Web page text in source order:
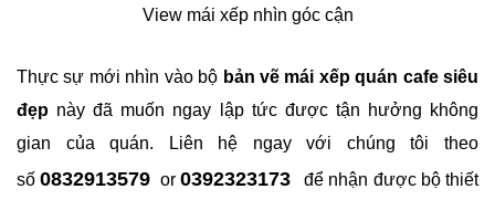
View mái xếp nhìn góc cận
Thực sự mới nhìn vào bộ bản vẽ mái xếp quán cafe siêu
đẹp này đã muốn ngay lập tức được tận hưởng không
gian của quán. Liên hệ ngay với chúng tôi theo
số0832913579 or 0392323173để nhận được bộ thiết